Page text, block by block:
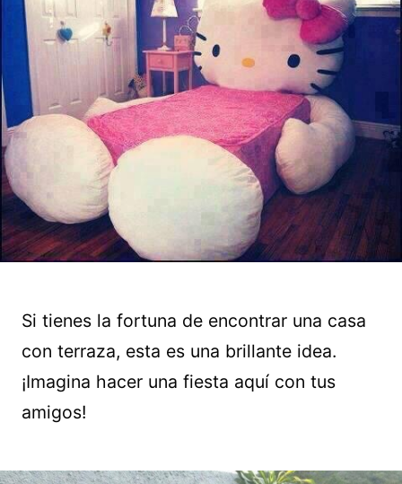
Si tienes la fortuna de encontrar una casa
con terraza, esta es una brillante idea.
¡Imagina hacer una fiesta aquí con tus
amigos!